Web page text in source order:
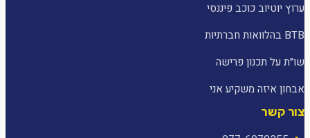
ערוץ יוטיוב כוכב פיננסי
BTB בהלוואות חברתיות
שו״ת על תכנון פרישה
אבחון איזה משקיע אני
צור קשר